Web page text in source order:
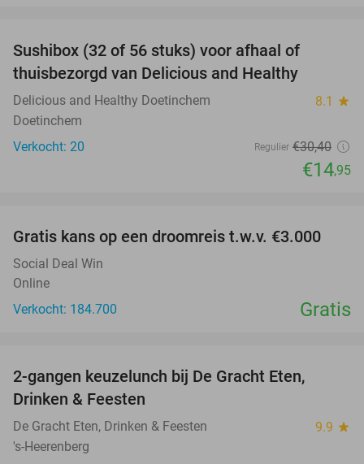
Sushibox (32 of 56 stuks) voor afhaal of
thuisbezorgd van Delicious and Healthy
Delicious and Healthy Doetinchem 8.1 star
Doetinchem
Verkocht: 20
Regulier €30,40
€14,95
Gratis kans op een droomreis t.w.v. €3.000
Social Deal Win
Online
Verkocht: 184.700
Gratis
2-gangen keuzelunch bij De Gracht Eten,
Drinken & Feesten
De Gracht Eten, Drinken & Feesten 9.9 star
's-Heerenberg